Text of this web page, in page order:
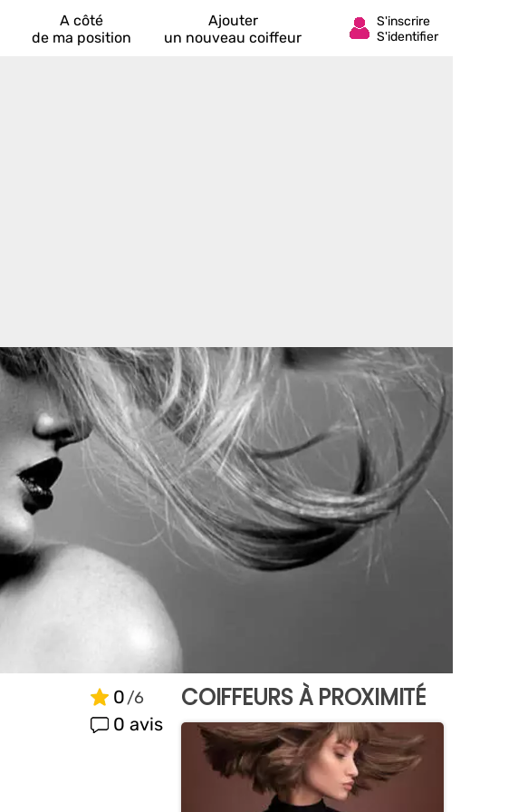
A côté
de ma position
Ajouter
un nouveau coiffeur
0
0 avis
COIFFEURS À PROXIMITÉ